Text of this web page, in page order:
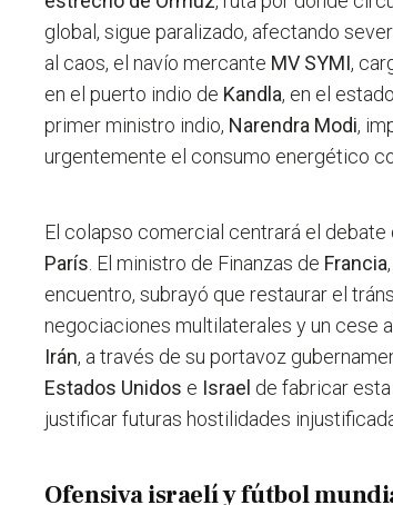
global, sigue paralizado, afectando
al caos, el navío mercante MV SYMI,
en el puerto indio de Kandla, en el
primer ministro indio, Narendra Modi,
urgentemente el consumo energético
El colapso comercial centrará el debate
París . El ministro de Finanzas de Francia,
encuentro, subrayó que restaurar el
negociaciones multilaterales y un cese
Irán, a través de su portavoz
Estados Unidos e Israel de fabricar
justificar futuras hostilidades
Ofensiva israelí y fútbol